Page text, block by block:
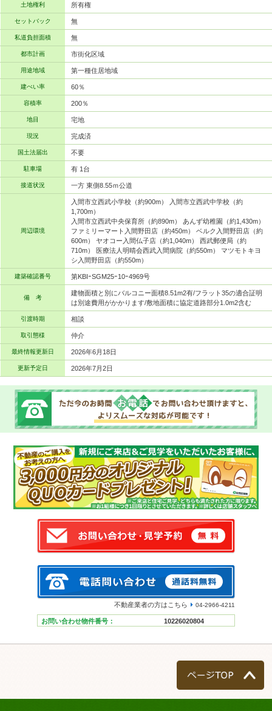
土地権利 所有権
セットバック 無
私道負担面積 無
都市計画 市街化区域
用途地域 第一種住居地域
建ぺい率 60％
容積率 200％
地目 宅地
現況 完成済
国土法届出 不要
駐車場 有 1台
接道状況 一方 東側8.55ｍ公道
周辺環境
入間市立西武小学校（約900m） 入間市立西武中学校（約
1,700m）
入間市立西武中央保育所（約890m） あんず幼稚園（約1,430m）
ファミリーマート入間野田店（約450m） ベルク入間野田店（約
600m） ヤオコー入間仏子店（約1,040m） 西武郵便局（約
710m） 医療法人明晴会西武入間病院（約550m） マツモトキヨ
シ入間野田店（約550m）
建築確認番号 第KBIｰSGM25ｰ10ｰ4969号
備 考
建物面積と別にバルコニー面積8.51m2有/フラット35の適合証明
は別途費用がかかります/敷地面積に協定道路部分1.0m2含む
引渡時期 相談
取引態様 仲介
最終情報更新日 2026年6月18日
更新予定日 2026年7月2日
不動産業者の方はこちら 04-2966-4211
お問い合わせ物件番号： 10226020804